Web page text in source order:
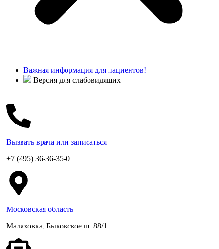
Важная информация для пациентов!
Версия для слабовидящих
Вызвать врача или записаться
+7 (495) 36-36-35-0
Московская область
Малаховка, Быковское ш. 88/1